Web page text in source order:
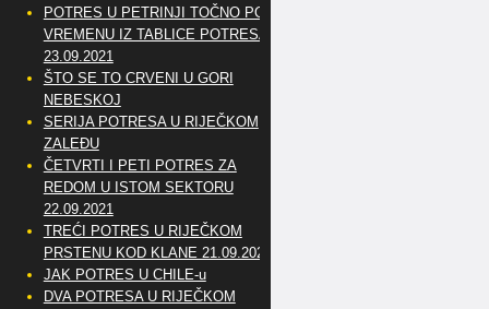
POTRES U PETRINJI TOČNO PO
VREMENU IZ TABLICE POTRESA
23.09.2021
ŠTO SE TO CRVENI U GORI
NEBESKOJ
SERIJA POTRESA U RIJEČKOM
ZALEĐU
ČETVRTI I PETI POTRES ZA
REDOM U ISTOM SEKTORU
22.09.2021
TREĆI POTRES U RIJEČKOM
PRSTENU KOD KLANE 21.09.2021
JAK POTRES U CHILE-u
DVA POTRESA U RIJEČKOM